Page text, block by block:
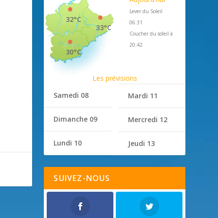
33°C
32°C
30°C
Lever du Soleil
06:31
Coucher du soleil à
20:42
Les prévisions
Samedi 08
Dimanche 09
Lundi 10
Mardi 11
Mercredi 12
Jeudi 13
SUIVEZ-NOUS